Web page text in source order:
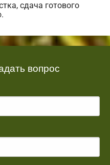
сдача готового
вопрос